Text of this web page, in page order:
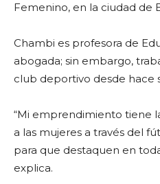
Femenino, en la ciudad de
Chambi es profesora de
abogada; sin embargo,
club deportivo desde hace
“Mi emprendimiento tiene
a las mujeres a través del
para que destaquen en
explica.